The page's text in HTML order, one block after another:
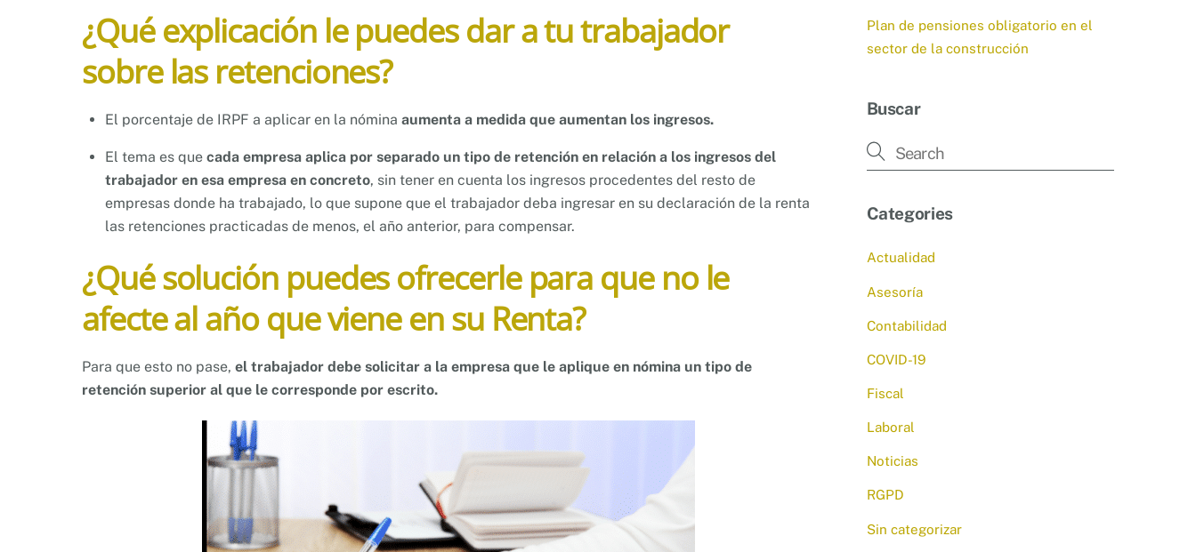
¿Qué explicación le puedes dar a tu trabajador
sobre las retenciones?
El porcentaje de IRPF a aplicar en la nómina aumenta a medida que aumentan los ingresos.
El tema es quecada empresa aplica por separado un tipo de retención en relación a los ingresos del
trabajador en esa empresa en concreto, sin tener en cuenta los ingresos procedentes del resto de
empresas donde ha trabajado, lo que supone que el trabajador deba ingresar en su declaración de la renta
las retenciones practicadas de menos, el año anterior, para compensar.
¿Qué solución puedes ofrecerle para que no le
afecte al año que viene en su Renta?
Para que esto no pase, el trabajador debe solicitar a la empresa que le aplique en nómina un tipo de
retención superior al que le corresponde por escrito.
Plan de pensiones obligatorio en el
sector de la construcción
Buscar
Categories
Actualidad
Asesoría
Contabilidad
COVID-19
Fiscal
Laboral
Noticias
RGPD
Sin categorizar